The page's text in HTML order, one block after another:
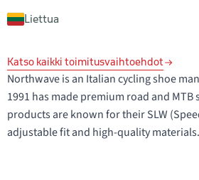
Liettua
Katso kaikki toimitusvaihtoehdot
Northwave is an Italian cycling shoe
1991 has made premium road and MTB
products are known for their SLW
adjustable fit and high-quality materials.